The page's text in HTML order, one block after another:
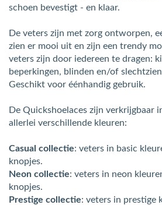
schoen bevestigt - en klaar.
De veters zijn met zorg ontworpen,
zien er mooi uit en zijn een trendy
veters zijn door iedereen te dragen:
beperkingen, blinden en/of
Geschikt voor éénhandig gebruik.
De Quickshoelaces zijn verkrijgbaar
allerlei verschillende kleuren:
Casual collectie: veters in basic
knopjes.
Neon collectie: veters in neon
knopjes.
Prestige collectie: veters in prestige